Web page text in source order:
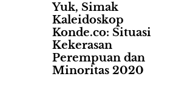
Yuk, Simak
Kaleidoskop
Konde.co: Situasi
Kekerasan
Perempuan dan
Minoritas 2020